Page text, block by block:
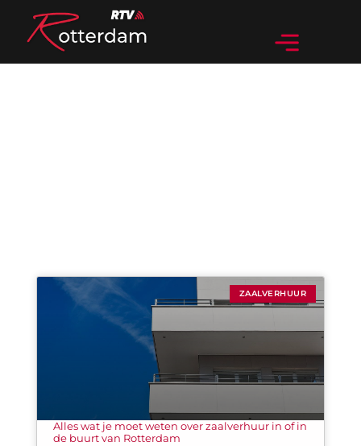
ZAALVERHUUR
Alles wat je moet weten over zaalverhuur in of in
de buurt van Rotterdam